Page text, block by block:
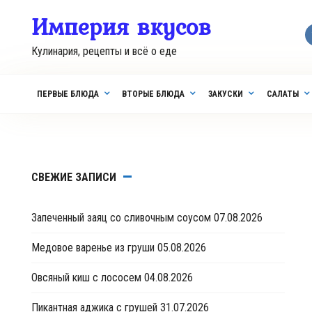
Империя вкусов
Кулинария, рецепты и всё о еде
ПЕРВЫЕ БЛЮДА ВТОРЫЕ БЛЮДА ЗАКУСКИ САЛАТЫ
СВЕЖИЕ ЗАПИСИ
Запеченный заяц со сливочным соусом 07.08.2026
Медовое варенье из груши 05.08.2026
Овсяный киш с лососем 04.08.2026
Пикантная аджика с грушей 31.07.2026